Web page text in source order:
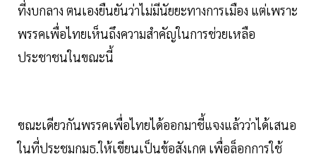
ที่งบกลาง ตนเองยืนยันว่าไม่มีนัยยะทางการเมือง แต่เพราะ
พรรคเพื่อไทยเห็นถึงความสำคัญในการช่วยเหลือ
ประชาชนในขณะนี้
ขณะเดียวกันพรรคเพื่อไทยได้ออกมาชี้แจงแล้วว่าได้เสนอ
ในที่ประชุมกมธ.ให้เขียนเป็นข้อสังเกต เพื่อล็อกการใช้